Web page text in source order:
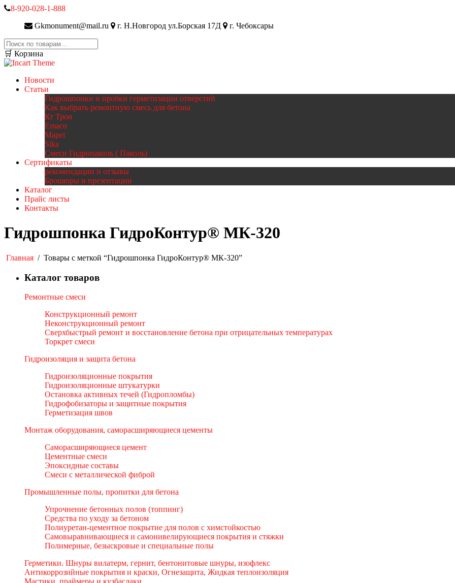
8-920-028-1-888
Gkmonument@mail.ru
г. Н.Новгород ул.Борская 17Д
г. Чебоксары
Искать:
🛒 Корзина
Новости
Статьи
Гидрошпонки и пробки герметизации отверстий
Как выбрать ремонтную смесь для бетона
Кт Трон
Emaco
Mapei
Sika
Смеси Гидропаколь ( Паколь)
Сертификаты
рекомендации и отзывы
Брошюры и презентации
Каталог
Прайс листы
Контакты
Гидрошпонка ГидроКонтур® МК-320
Главная / Товары с меткой “Гидрошпонка ГидроКонтур® МК-320”
Каталог товаров
Ремонтные смеси
Конструкционный ремонт
Неконструкционный ремонт
Сверхбыстрый ремонт и восстановление бетона при отрицательных температурах
Торкрет смеси
Гидроизоляция и защита бетона
Гидроизоляционные покрытия
Гидроизоляционные штукатурки
Остановка активных течей (Гидропломбы)
Гидрофобизаторы и защитные покрытия
Герметизация швов
Монтаж оборудования, саморасширяющиеся цементы
Саморасширяющиеся цемент
Цементные смеси
Эпоксидные составы
Смеси с металлической фиброй
Промышленные полы, пропитки для бетона
Упрочнение бетонных полов (топпинг)
Средства по уходу за бетоном
Полиуретан-цементное покрытие для полов с химстойкостью
Самовыравнивающиеся и самонивелирующиеся покрытия и стяжки
Полимерные, безыскровые и специальные полы
Герметики. Шнуры вилатерм, гернит, бентонитовые шнуры, изофлекс
Антикоррозийные покрытия и краски, Огнезащита, Жидкая теплоизоляция